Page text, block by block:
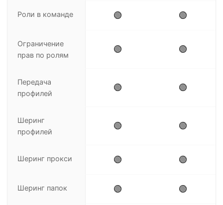
Роли в команде 🟢 🟢
Ограничение
прав по ролям
🟢 🟢
Передача
профилей
🟢 🟢
Шеринг
профилей
🟢 🟢
Шеринг прокси 🟢 🟢
Шеринг папок 🟢 🟢